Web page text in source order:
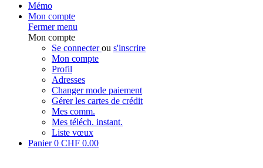
Mémo
Mon compte
Fermer menu
Mon compte
Se connecterou s'inscrire
Mon compte
Profil
Adresses
Changer mode paiement
Gérer les cartes de crédit
Mes comm.
Mes téléch. instant.
Liste vœux
Panier0 CHF 0.00